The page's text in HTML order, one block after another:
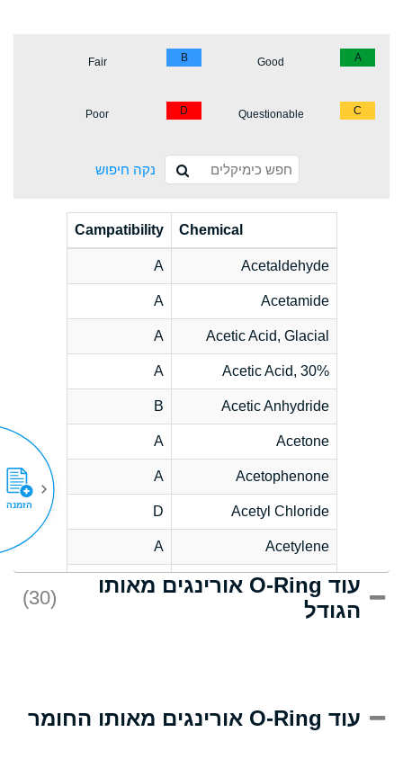
A
Good
B
Fair
C
Questionable
D
Poor
נקה חיפוש
Chemical
Campatibility
Acetaldehyde
A
Acetamide
A
Acetic Acid, Glacial
A
Acetic Acid, 30%
A
Acetic Anhydride
B
Acetone
A
Acetophenone
A
Acetyl Chloride
D
Acetylene
A
Acrlylonitrile
D
Adipic Acid
(Aqueous)
עוד O-Ring אורינגים מאותו
הגודל
(30)
עוד O-Ring אורינגים מאותו החומר
הזמנה